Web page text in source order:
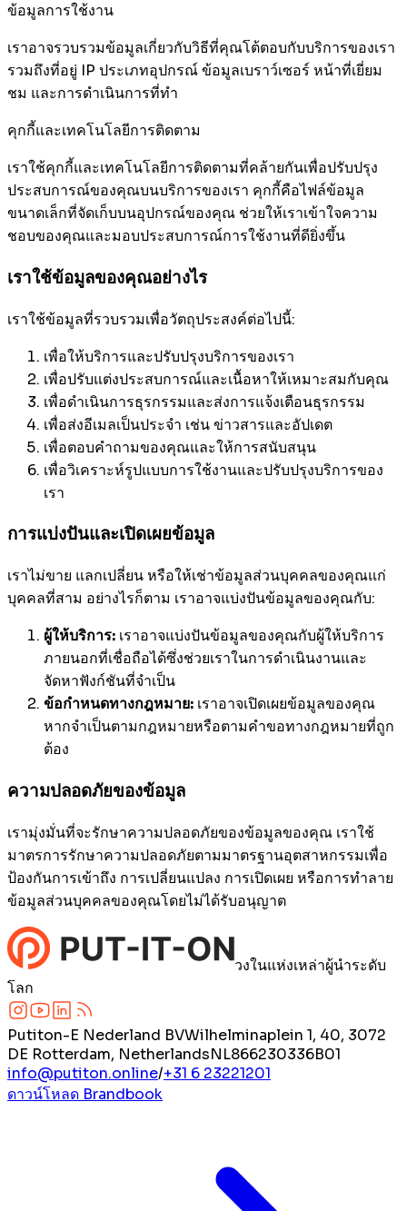
ข้อมูลการใช้งาน
เราอาจรวบรวมข้อมูลเกี่ยวกับวิธีที่คุณโต้ตอบกับบริการของเรา
รวมถึงที่อยู่ IP ประเภทอุปกรณ์ ข้อมูลเบราว์เซอร์ หน้าที่เยี่ยม
ชม และการดำเนินการที่ทำ
คุกกี้และเทคโนโลยีการติดตาม
เราใช้คุกกี้และเทคโนโลยีการติดตามที่คล้ายกันเพื่อปรับปรุง
ประสบการณ์ของคุณบนบริการของเรา คุกกี้คือไฟล์ข้อมูล
ขนาดเล็กที่จัดเก็บบนอุปกรณ์ของคุณ ช่วยให้เราเข้าใจความ
ชอบของคุณและมอบประสบการณ์การใช้งานที่ดียิ่งขึ้น
เราใช้ข้อมูลของคุณอย่างไร
เราใช้ข้อมูลที่รวบรวมเพื่อวัตถุประสงค์ต่อไปนี้:
เพื่อให้บริการและปรับปรุงบริการของเรา
เพื่อปรับแต่งประสบการณ์และเนื้อหาให้เหมาะสมกับคุณ
เพื่อดำเนินการธุรกรรมและส่งการแจ้งเตือนธุรกรรม
เพื่อส่งอีเมลเป็นประจำ เช่น ข่าวสารและอัปเดต
เพื่อตอบคำถามของคุณและให้การสนับสนุน
เพื่อวิเคราะห์รูปแบบการใช้งานและปรับปรุงบริการของ
เรา
การแบ่งปันและเปิดเผยข้อมูล
เราไม่ขาย แลกเปลี่ยน หรือให้เช่าข้อมูลส่วนบุคคลของคุณแก่
บุคคลที่สาม อย่างไรก็ตาม เราอาจแบ่งปันข้อมูลของคุณกับ:
ผู้ให้บริการ: เราอาจแบ่งปันข้อมูลของคุณกับผู้ให้บริการ
ภายนอกที่เชื่อถือได้ซึ่งช่วยเราในการดำเนินงานและ
จัดหาฟังก์ชันที่จำเป็น
ข้อกำหนดทางกฎหมาย: เราอาจเปิดเผยข้อมูลของคุณ
หากจำเป็นตามกฎหมายหรือตามคำขอทางกฎหมายที่ถูก
ต้อง
ความปลอดภัยของข้อมูล
เรามุ่งมั่นที่จะรักษาความปลอดภัยของข้อมูลของคุณ เราใช้
มาตรการรักษาความปลอดภัยตามมาตรฐานอุตสาหกรรมเพื่อ
ป้องกันการเข้าถึง การเปลี่ยนแปลง การเปิดเผย หรือการทำลาย
ข้อมูลส่วนบุคคลของคุณโดยไม่ได้รับอนุญาต
วงในแห่งเหล่าผู้นำระดับ
โลก
Putiton-E Nederland BVWilhelminaplein 1, 40, 3072
DE Rotterdam, NetherlandsNL866230336B01
info@putiton.online/+31 6 23221201
ดาวน์โหลด Brandbook